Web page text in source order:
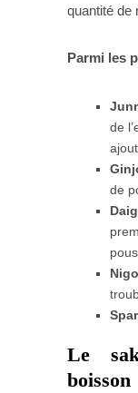
quantité de
Parmi les
de
ajout
de
Le